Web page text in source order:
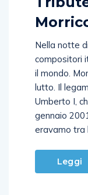
compositori
il mondo.
lutto. Il
Umberto I,
gennaio
eravamo tra
Leggi